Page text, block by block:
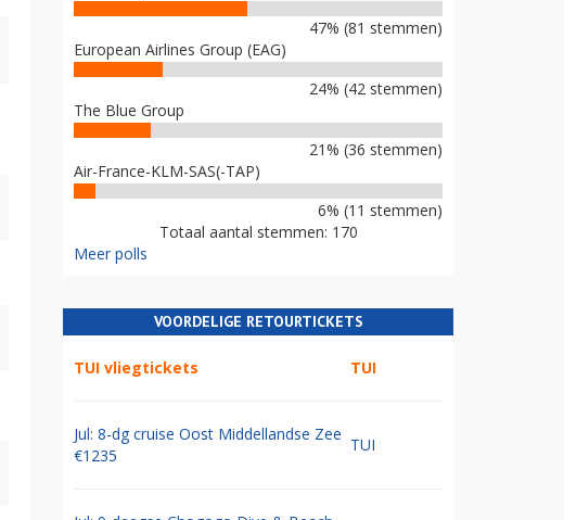
47% (81 stemmen)
European Airlines Group (EAG)
24% (42 stemmen)
The Blue Group
21% (36 stemmen)
Air-France-KLM-SAS(-TAP)
6% (11 stemmen)
Totaal aantal stemmen: 170
Meer polls
VOORDELIGE RETOURTICKETS
TUI vliegtickets TUI
Jul: 8-dg cruise Oost Middellandse Zee
€1235
TUI